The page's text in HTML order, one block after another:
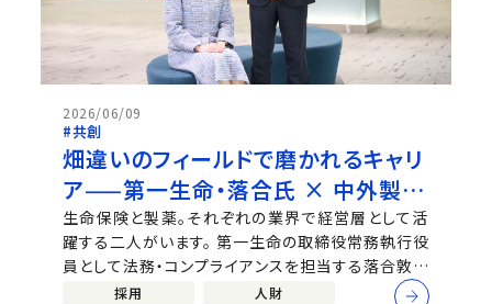
2026/06/09
#共創
畑違いのフィールドで磨かれるキャリ
ア——第一生命・落合氏 × 中外製
薬・小野澤が語る「挑戦と偶然と、積
み重ね」
生命保険と製薬。それぞれの業界で経営層として活
躍する二人がいます。 第一生命の取締役常務執行役
員として法務・コンプライアンスを担当する落合敦子
氏と、中外製薬 上席執行役員 デジタルトランスフォ
採用 人財